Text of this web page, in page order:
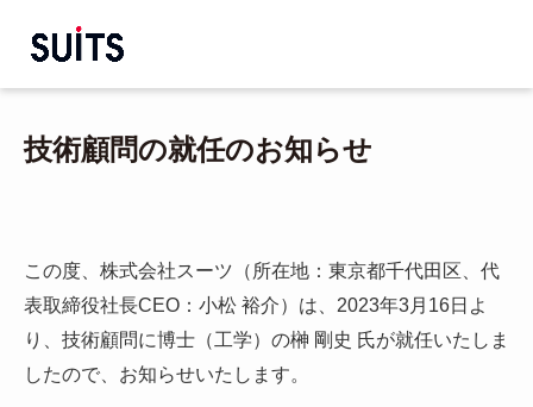
技術顧問の就任のお知らせ
この度、株式会社スーツ（所在地：東京都千代田区、代
表取締役社長CEO：小松 裕介）は、2023年3月16日よ
り、技術顧問に博士（工学）の榊 剛史 氏が就任いたしま
したので、お知らせいたします。